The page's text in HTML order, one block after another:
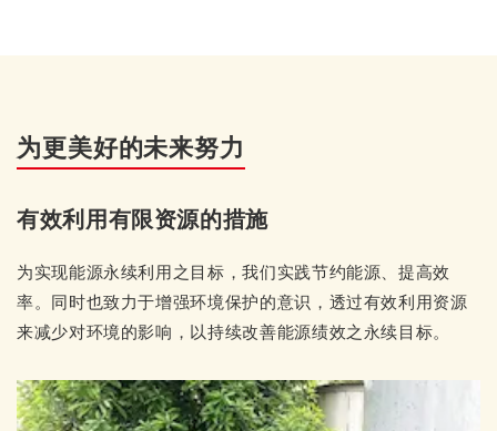
为更美好的未来努力
有效利用有限资源的措施
为实现能源永续利用之目标，我们实践节约能源、提高效
率。同时也致力于增强环境保护的意识，透过有效利用资源
来减少对环境的影响，以持续改善能源绩效之永续目标。